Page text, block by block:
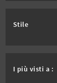
Stile
I più visti a :